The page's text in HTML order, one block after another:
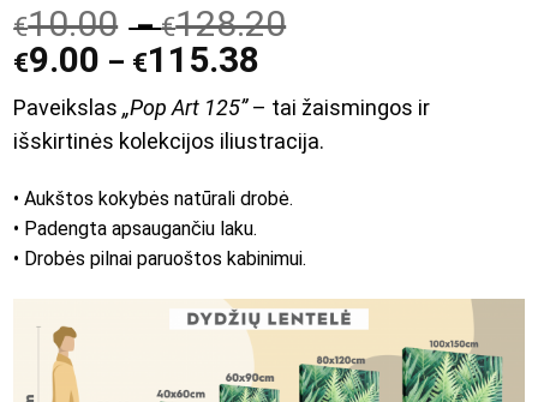
€10.00 –€128.20
€9.00 – €115.38
Paveikslas„Pop Art 125”– tai žaismingos ir
išskirtinės kolekcijos iliustracija.
• Aukštos kokybės natūrali drobė.
• Padengta apsaugančiu laku.
• Drobės pilnai paruoštos kabinimui.